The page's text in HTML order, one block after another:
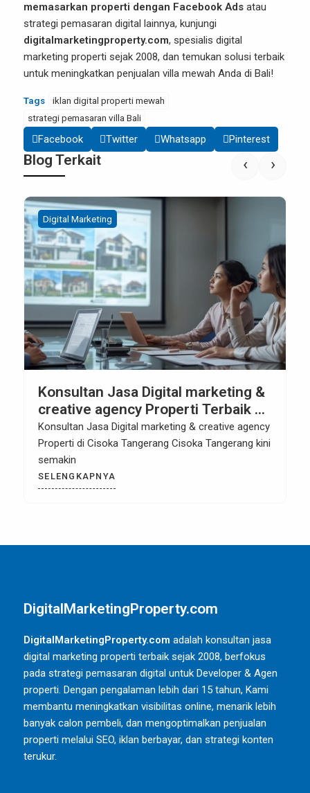
memasarkan properti dengan Facebook Ads atau
strategi pemasaran digital lainnya, kunjungi
digitalmarketingproperty.com, spesialis digital
marketing properti sejak 2008, dan temukan solusi terbaik
untuk meningkatkan penjualan villa mewah Anda di Bali!
Tags
iklan digital properti mewah
strategi pemasaran villa Bali
Facebook Twitter Whatsapp Pinterest
Blog Terkait
Digital Marketing
Konsultan Jasa Digital marketing &
creative agency Properti Terbaik di
Cisoka Tangerang
Konsultan Jasa Digital marketing & creative agency
Properti di Cisoka Tangerang Cisoka Tangerang kini
semakin
SELENGKAPNYA
‹ ›
DigitalMarketingProperty.com
DigitalMarketingProperty.com adalah konsultan jasa
digital marketing properti terbaik sejak 2008, berfokus
pada strategi pemasaran digital untuk Developer & Agen
properti. Dengan pengalaman lebih dari 15 tahun, Kami
membantu meningkatkan visibilitas online, menarik lebih
banyak calon pembeli, dan mengoptimalkan penjualan
properti melalui SEO, iklan berbayar, dan strategi konten
terukur.